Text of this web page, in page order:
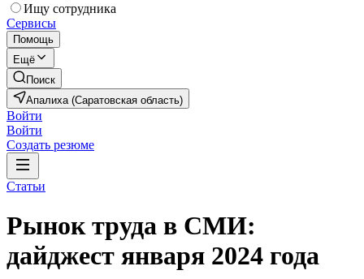
Ищу сотрудника
Сервисы
Помощь
Ещё
Поиск
Апалиха (Саратовская область)
Войти
Войти
Создать резюме
Статьи
Рынок труда в СМИ:
дайджест января 2024 года